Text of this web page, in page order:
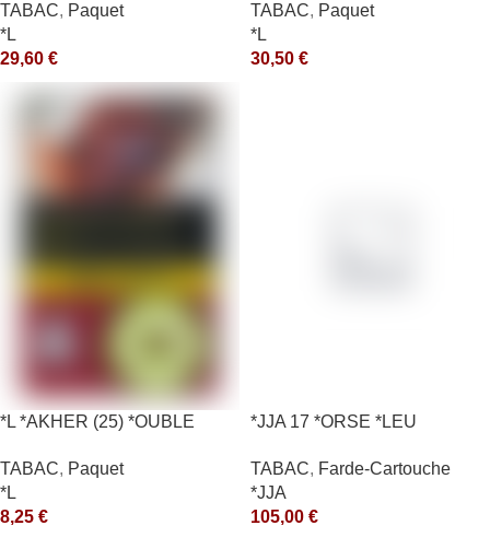
TABAC, Paquet
*L
29,60 €
TABAC, Paquet
*L
30,50 €
*L *AKHER (25) *OUBLE
TABAC, Paquet
*L
8,25 €
*JJA 17 *ORSE *LEU
TABAC, Farde-Cartouche
*JJA
105,00 €